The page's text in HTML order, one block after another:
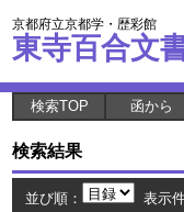
京都府立京都学・歴彩館
東寺百合文
検索TOP 函から
検索結果
並び順： 表示